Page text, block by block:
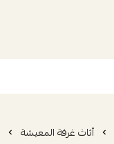
أثاث غرفة المعيشة